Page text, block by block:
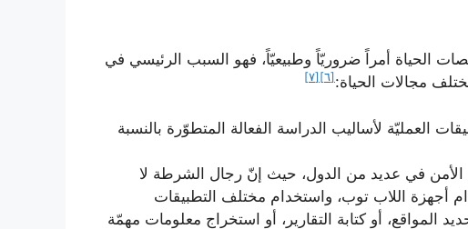
الحياة أمراً ضروريّاً وطبيعيّاً، فهو السبب الرئيسي في
مجالات الحياة: [٦] [٧]
العمليّة لأساليب الدراسة الفعالة المتطوّرة بالنسبة
في عديد من الدول، حيث إنّ رجال الشرطة لا
أجهزة اللاب توب، واستخدام مختلف التطبيقات
المواقع، أو كتابة التقارير، أو استخراج معلومات مهمّة